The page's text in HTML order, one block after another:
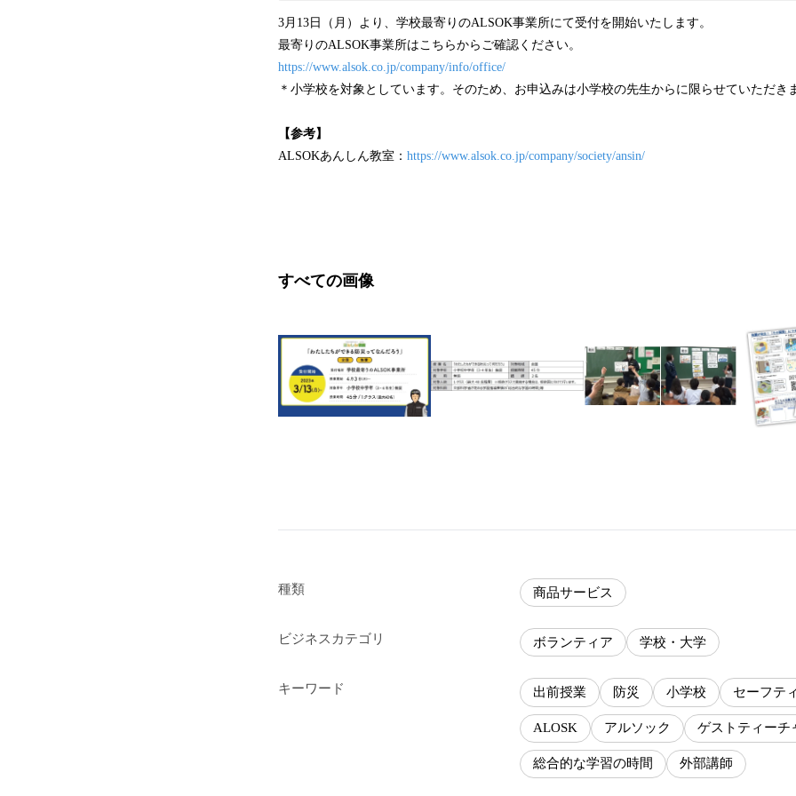
3月13日（月）より、学校最寄りのALSOK事業所にて受付を開始いたします。
最寄りのALSOK事業所はこちらからご確認ください。
https://www.alsok.co.jp/company/info/office/
＊小学校を対象としています。そのため、お申込みは小学校の先生からに限らせていただき
【参考】
ALSOKあんしん教室： https://www.alsok.co.jp/company/society/ansin/
すべての画像
種類 商品サービス
ビジネスカテゴリ ボランティア 学校・大学
キーワード 出前授業 防災 小学校 セーフテ
ALOSK アルソック ゲストティーチ
総合的な学習の時間 外部講師